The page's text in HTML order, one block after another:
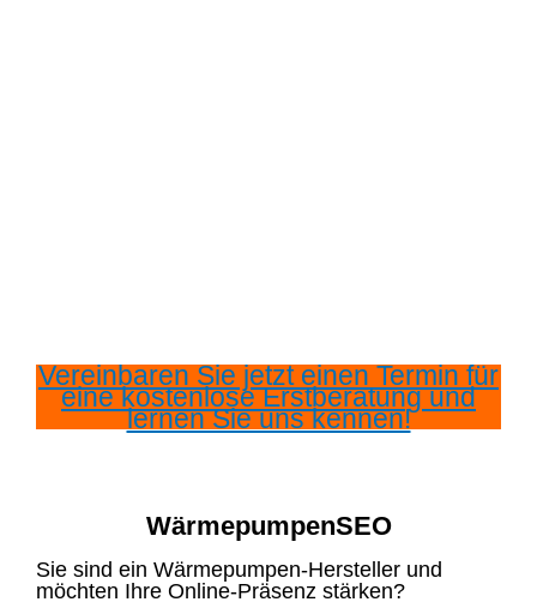
Vereinbaren Sie jetzt einen Termin für
eine kostenlose Erstberatung und
lernen Sie uns kennen!
WärmepumpenSEO
Sie sind ein Wärmepumpen-Hersteller und
möchten Ihre Online-Präsenz stärken?